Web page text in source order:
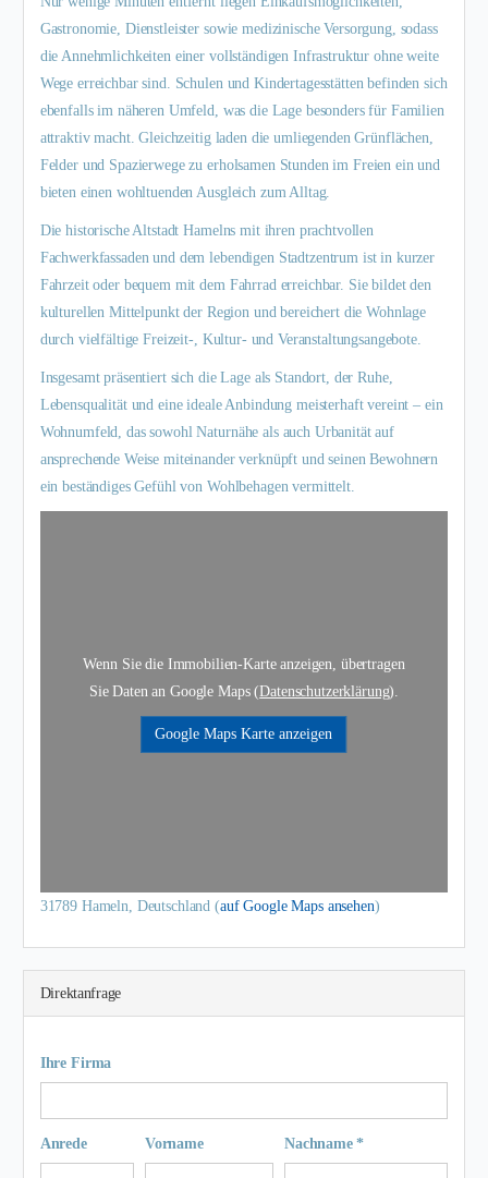
Gastronomie, Dienstleister sowie medizinische Versorgung, sodass
die Annehmlichkeiten einer vollständigen Infrastruktur ohne weite
Wege erreichbar sind. Schulen und Kindertagesstätten befinden sich
ebenfalls im näheren Umfeld, was die Lage besonders für Familien
attraktiv macht. Gleichzeitig laden die umliegenden Grünflächen,
Felder und Spazierwege zu erholsamen Stunden im Freien ein und
bieten einen wohltuenden Ausgleich zum Alltag.
Die historische Altstadt Hamelns mit ihren prachtvollen
Fachwerkfassaden und dem lebendigen Stadtzentrum ist in kurzer
Fahrzeit oder bequem mit dem Fahrrad erreichbar. Sie bildet den
kulturellen Mittelpunkt der Region und bereichert die Wohnlage
durch vielfältige Freizeit-, Kultur- und Veranstaltungsangebote.
Insgesamt präsentiert sich die Lage als Standort, der Ruhe,
Lebensqualität und eine ideale Anbindung meisterhaft vereint – ein
Wohnumfeld, das sowohl Naturnähe als auch Urbanität auf
ansprechende Weise miteinander verknüpft und seinen Bewohnern
ein beständiges Gefühl von Wohlbehagen vermittelt.
Wenn Sie die Immobilien-Karte anzeigen, übertragen
Sie Daten an Google Maps (Datenschutzerklärung).
Google Maps Karte anzeigen
31789 Hameln, Deutschland (auf Google Maps ansehen)
Direktanfrage
Ihre Firma
Anrede Vorname Nachname *